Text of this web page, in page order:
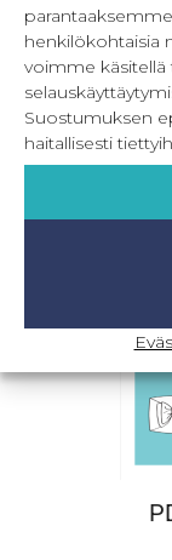
henkilökohtaisia
voimme käsitellä
Suostumuksen
haitallisesti
PDF